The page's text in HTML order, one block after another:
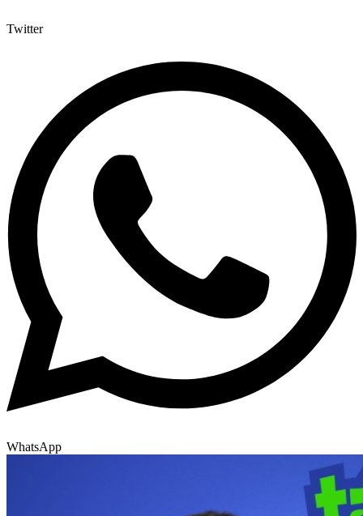
Twitter
WhatsApp